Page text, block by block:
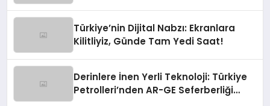
Türkiye’nin Dijital Nabzı: Ekranlara
Kilitliyiz, Günde Tam Yedi Saat!
Derinlere İnen Yerli Teknoloji: Türkiye
Petrolleri’nden AR-GE Seferberliği